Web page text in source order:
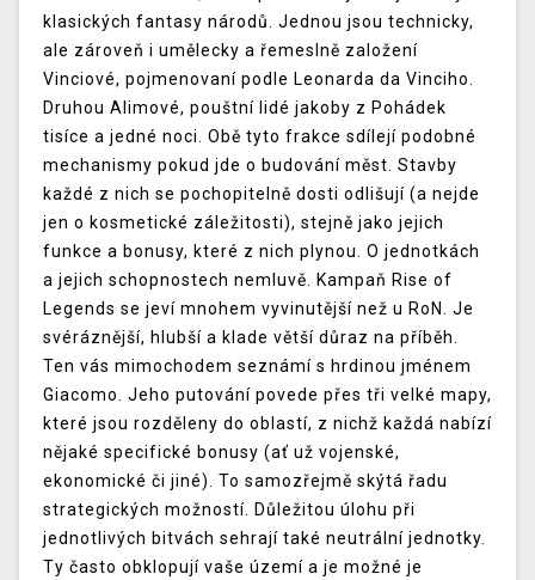
klasických fantasy národů. Jednou jsou technicky,
ale zároveň i umělecky a řemeslně založení
Vinciové, pojmenovaní podle Leonarda da Vinciho.
Druhou Alimové, pouštní lidé jakoby z Pohádek
tisíce a jedné noci. Obě tyto frakce sdílejí podobné
mechanismy pokud jde o budování měst. Stavby
každé z nich se pochopitelně dosti odlišují (a nejde
jen o kosmetické záležitosti), stejně jako jejich
funkce a bonusy, které z nich plynou. O jednotkách
a jejich schopnostech nemluvě. Kampaň Rise of
Legends se jeví mnohem vyvinutější než u RoN. Je
svéráznější, hlubší a klade větší důraz na příběh.
Ten vás mimochodem seznámí s hrdinou jménem
Giacomo. Jeho putování povede přes tři velké mapy,
které jsou rozděleny do oblastí, z nichž každá nabízí
nějaké specifické bonusy (ať už vojenské,
ekonomické či jiné). To samozřejmě skýtá řadu
strategických možností. Důležitou úlohu při
jednotlivých bitvách sehrají také neutrální jednotky.
Ty často obklopují vaše území a je možné je